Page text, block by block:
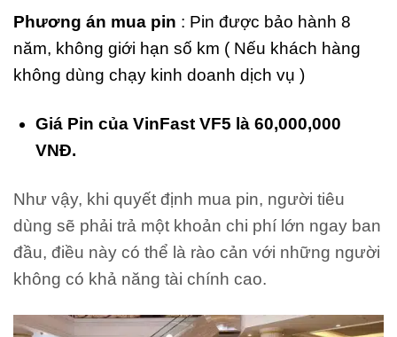
Phương án mua pin : Pin được bảo hành 8
năm, không giới hạn số km ( Nếu khách hàng
không dùng chạy kinh doanh dịch vụ )
Giá Pin của VinFast VF5 là 60,000,000
VNĐ.
Như vậy, khi quyết định mua pin, người tiêu
dùng sẽ phải trả một khoản chi phí lớn ngay ban
đầu, điều này có thể là rào cản với những người
không có khả năng tài chính cao.